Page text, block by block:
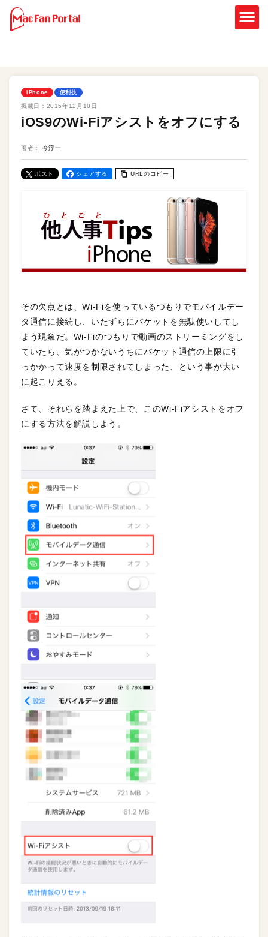
iPhone 便利技
掲載日： 2015年12月10日
iOS9のWi-Fiアシストをオフにする
著者： 今淳一
ポスト シェアする URLのコピー
その欠点とは、Wi-Fiを使っているつもりでモバイルデー
タ通信に接続し、いたずらにパケットを無駄使いしてし
まう現象だ。Wi-Fiのつもりで動画のストリーミングをし
ていたら、気がつかないうちにパケット通信の上限に引
っかかって速度を制限されてしまった、という事が大い
に起こりえる。
さて、それらを踏まえた上で、このWi-Fiアシストをオフ
にする方法を解説しよう。